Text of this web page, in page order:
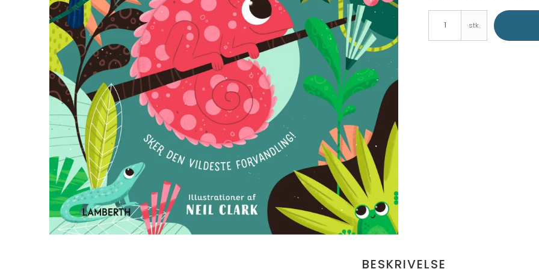
Biler og maskiner
Bøger med flapper
Billedordbøger
Findebøger
Fodbold
Heste
Vilde dyr
Kontrastbøger
stk.
BESKRIVELSE